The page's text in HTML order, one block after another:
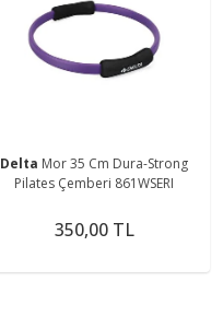
Delta Mor 35 Cm Dura-Strong
Pilates Çemberi 861WSERI
350,00 TL